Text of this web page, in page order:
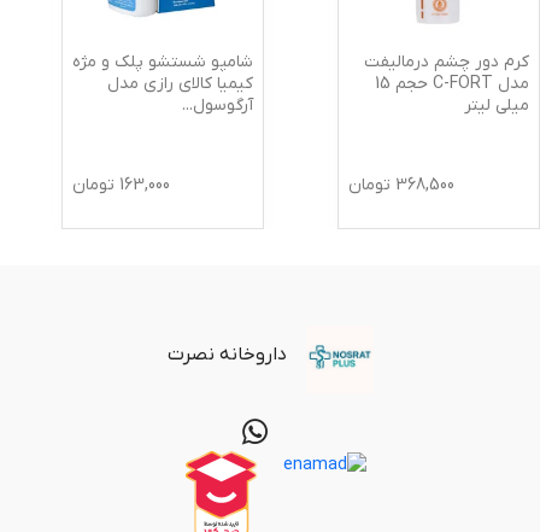
کرم دور چشم درمالیفت
مدل C-FORT حجم 15
میلی لیتر
368,500 تومان
شامپو شستشو پلک و مژه
کیمیا کالای رازی مدل
آرگوسول...
163,000 تومان
داروخانه نصرت